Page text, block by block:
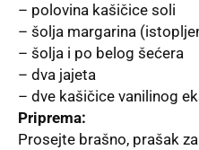
– polovina kašičice soli
– šolja margarina
– šolja i po belog šećera
– dva jajeta
– dve kašičice vanilinog
Priprema:
Prosejte brašno, prašak